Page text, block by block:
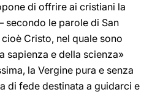
di offrire ai cristiani la
secondo le parole di San
Cristo, nel quale sono
sapienza e della scienza»
la Vergine pura e senza
di fede destinata a guidarci e